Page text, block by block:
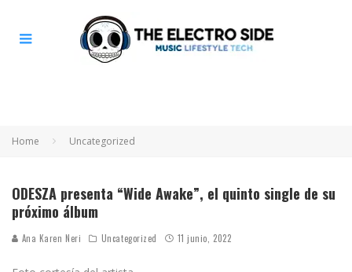
Home Uncategorized
ODESZA presenta “Wide Awake”, el quinto single de su
próximo álbum
Ana Karen Neri Uncategorized 11 junio, 2022